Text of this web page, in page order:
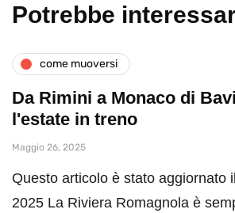
Potrebbe
come muoversi
Da Rimini a Monaco di
l'estate in treno
Maggio 26, 2025
Questo articolo è stato aggiornato
2025 La Riviera Romagnola è